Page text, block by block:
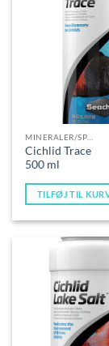
Cichlid Trace
500 ml
TILFØJ TIL